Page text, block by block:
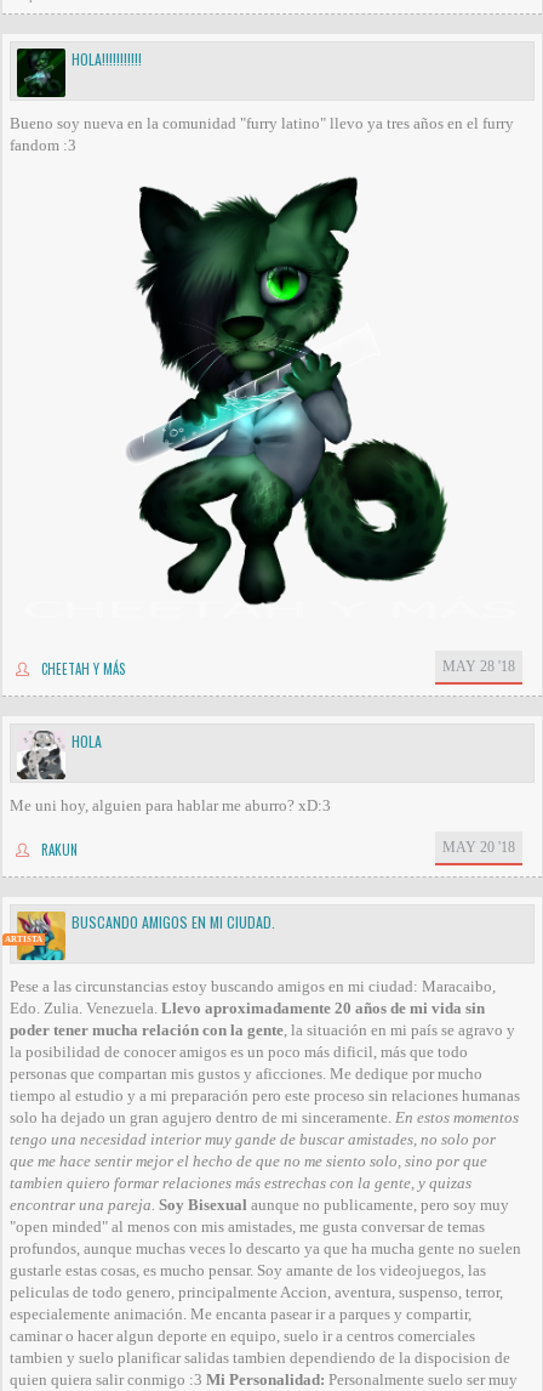
HOLA!!!!!!!!!!!
Bueno soy nueva en la comunidad "furry latino" llevo ya tres años en el furry
fandom :3
CHEETAH Y MÁS MAY 28 '18
HOLA
Me uni hoy, alguien para hablar me aburro? xD:3
RAKUN MAY 20 '18
ARTISTA
BUSCANDO AMIGOS EN MI CIUDAD.
Pese a las circunstancias estoy buscando amigos en mi ciudad: Maracaibo,
Edo. Zulia. Venezuela. Llevo aproximadamente 20 años de mi vida sin
poder tener mucha relación con la gente, la situación en mi país se agravo y
la posibilidad de conocer amigos es un poco más dificil, más que todo
personas que compartan mis gustos y aficciones. Me dedique por mucho
tiempo al estudio y a mi preparación pero este proceso sin relaciones humanas
solo ha dejado un gran agujero dentro de mi sinceramente. En estos momentos
tengo una necesidad interior muy gande de buscar amistades, no solo por
que me hace sentir mejor el hecho de que no me siento solo, sino por que
tambien quiero formar relaciones más estrechas con la gente, y quizas
encontrar una pareja. Soy Bisexual aunque no publicamente, pero soy muy
"open minded" al menos con mis amistades, me gusta conversar de temas
profundos, aunque muchas veces lo descarto ya que ha mucha gente no suelen
gustarle estas cosas, es mucho pensar. Soy amante de los videojuegos, las
peliculas de todo genero, principalmente Accion, aventura, suspenso, terror,
especialemente animación. Me encanta pasear ir a parques y compartir,
caminar o hacer algun deporte en equipo, suelo ir a centros comerciales
tambien y suelo planificar salidas tambien dependiendo de la dispocision de
quien quiera salir conmigo :3 Mi Personalidad: Personalmente suelo ser muy